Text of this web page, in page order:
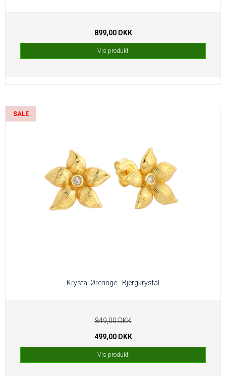
899,00 DKK
Vis produkt
SALE
Krystal Øreringe - Bjergkrystal
849,00 DKK
499,00 DKK
Vis produkt